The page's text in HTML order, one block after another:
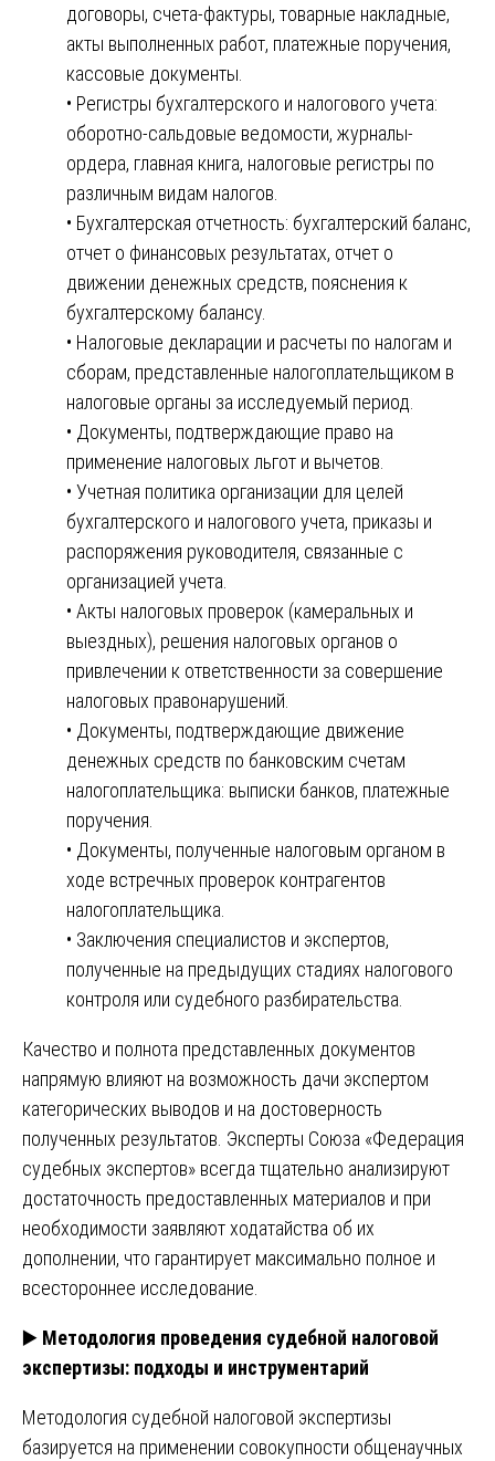
договоры, счета-фактуры, товарные накладные,
акты выполненных работ, платежные поручения,
кассовые документы.
• Регистры бухгалтерского и налогового учета:
оборотно-сальдовые ведомости, журналы-
ордера, главная книга, налоговые регистры по
различным видам налогов.
• Бухгалтерская отчетность: бухгалтерский баланс,
отчет о финансовых результатах, отчет о
движении денежных средств, пояснения к
бухгалтерскому балансу.
• Налоговые декларации и расчеты по налогам и
сборам, представленные налогоплательщиком в
налоговые органы за исследуемый период.
• Документы, подтверждающие право на
применение налоговых льгот и вычетов.
• Учетная политика организации для целей
бухгалтерского и налогового учета, приказы и
распоряжения руководителя, связанные с
организацией учета.
• Акты налоговых проверок (камеральных и
выездных), решения налоговых органов о
привлечении к ответственности за совершение
налоговых правонарушений.
• Документы, подтверждающие движение
денежных средств по банковским счетам
налогоплательщика: выписки банков, платежные
поручения.
• Документы, полученные налоговым органом в
ходе встречных проверок контрагентов
налогоплательщика.
• Заключения специалистов и экспертов,
полученные на предыдущих стадиях налогового
контроля или судебного разбирательства.
Качество и полнота представленных документов
напрямую влияют на возможность дачи экспертом
категорических выводов и на достоверность
полученных результатов. Эксперты Союза «Федерация
судебных экспертов» всегда тщательно анализируют
достаточность предоставленных материалов и при
необходимости заявляют ходатайства об их
дополнении, что гарантирует максимально полное и
всестороннее исследование.
▶️ Методология проведения судебной налоговой
экспертизы: подходы и инструментарий
Методология судебной налоговой экспертизы
базируется на применении совокупности общенаучных